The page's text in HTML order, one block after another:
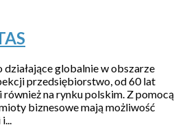
działające globalnie w obszarze
przedsiębiorstwo, od 60 lat
również na rynku polskim. Z pomocą
biznesowe mają możliwość